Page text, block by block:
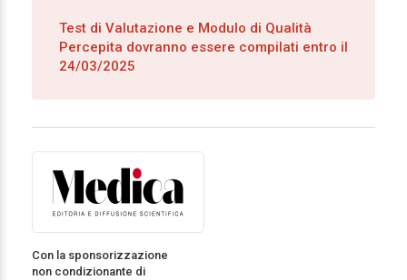
Test di Valutazione e Modulo di Qualità
Percepita dovranno essere compilati entro il
24/03/2025
Con la sponsorizzazione
non condizionante di